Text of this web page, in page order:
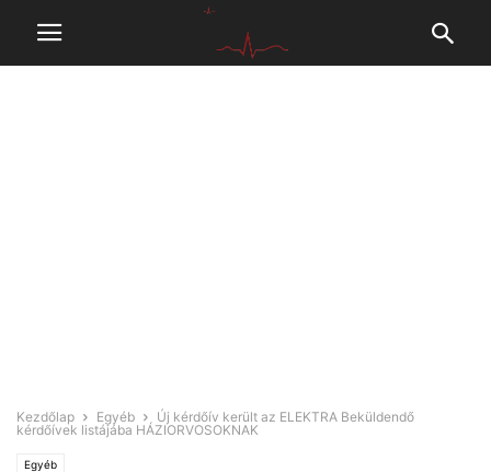
Kezdőlap Egyéb
Új kérdőív került az ELEKTRA Beküldendő
kérdőívek listájába HÁZIORVOSOKNAK
Egyéb